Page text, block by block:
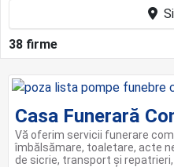
38 firme
Casa Funerară
Vă oferim servicii funerare
îmbălsămare, toaletare, acte
de sicrie, transport şi